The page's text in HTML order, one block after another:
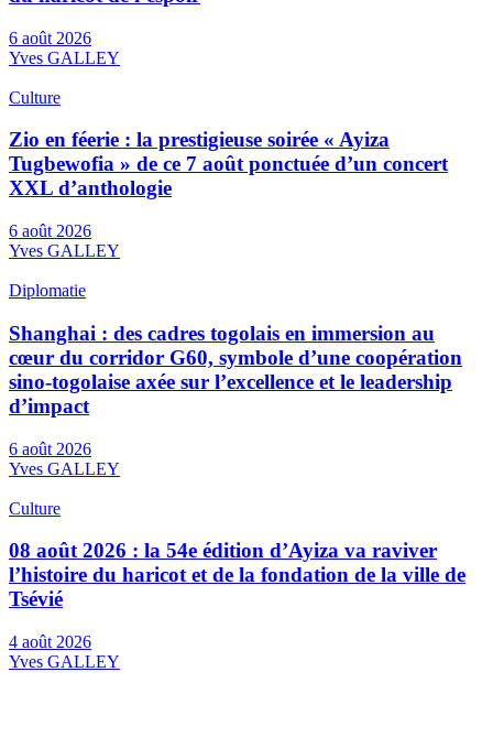
6 août 2026
Yves GALLEY
Culture
Zio en féerie : la prestigieuse soirée « Ayiza
Tugbewofia » de ce 7 août ponctuée d’un concert
XXL d’anthologie
6 août 2026
Yves GALLEY
Diplomatie
Shanghai : des cadres togolais en immersion au
cœur du corridor G60, symbole d’une coopération
sino-togolaise axée sur l’excellence et le leadership
d’impact
6 août 2026
Yves GALLEY
Culture
08 août 2026 : la 54e édition d’Ayiza va raviver
l’histoire du haricot et de la fondation de la ville de
Tsévié
4 août 2026
Yves GALLEY